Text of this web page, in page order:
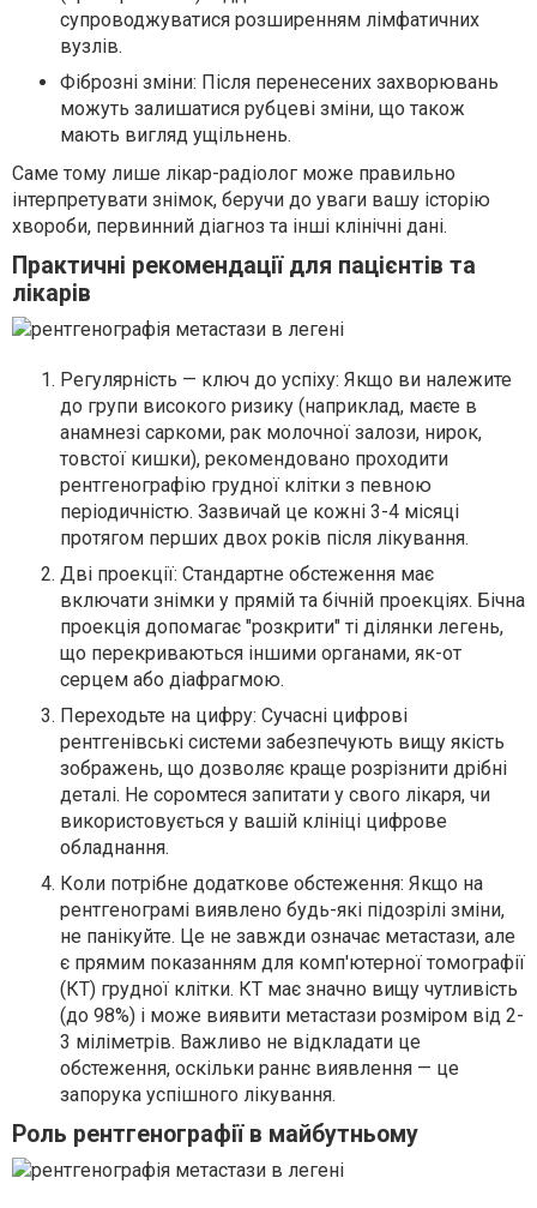
супроводжуватися розширенням лімфатичних
вузлів.
Фіброзні зміни: Після перенесених захворювань
можуть залишатися рубцеві зміни, що також
мають вигляд ущільнень.
Саме тому лише лікар-радіолог може правильно
інтерпретувати знімок, беручи до уваги вашу історію
хвороби, первинний діагноз та інші клінічні дані.
Практичні рекомендації для пацієнтів та
лікарів
Регулярність — ключ до успіху: Якщо ви належите
до групи високого ризику (наприклад, маєте в
анамнезі саркоми, рак молочної залози, нирок,
товстої кишки), рекомендовано проходити
рентгенографію грудної клітки з певною
періодичністю. Зазвичай це кожні 3-4 місяці
протягом перших двох років після лікування.
Дві проекції: Стандартне обстеження має
включати знімки у прямій та бічній проекціях. Бічна
проекція допомагає "розкрити" ті ділянки легень,
що перекриваються іншими органами, як-от
серцем або діафрагмою.
Переходьте на цифру: Сучасні цифрові
рентгенівські системи забезпечують вищу якість
зображень, що дозволяє краще розрізнити дрібні
деталі. Не соромтеся запитати у свого лікаря, чи
використовується у вашій клініці цифрове
обладнання.
Коли потрібне додаткове обстеження: Якщо на
рентгенограмі виявлено будь-які підозрілі зміни,
не панікуйте. Це не завжди означає метастази, але
є прямим показанням для комп'ютерної томографії
(КТ) грудної клітки. КТ має значно вищу чутливість
(до 98%) і може виявити метастази розміром від 2-
3 міліметрів. Важливо не відкладати це
обстеження, оскільки раннє виявлення — це
запорука успішного лікування.
Роль рентгенографії в майбутньому